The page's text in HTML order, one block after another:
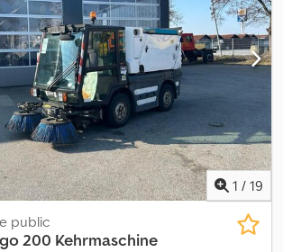
1 / 19
public
200 Kehrmaschine